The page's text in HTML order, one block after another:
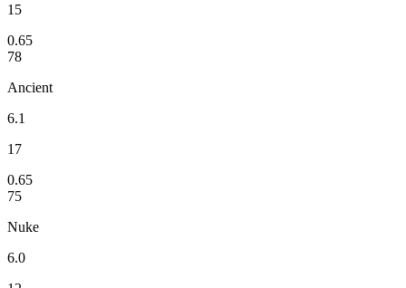
15
0.65
78
Ancient
6.1
17
0.65
75
Nuke
6.0